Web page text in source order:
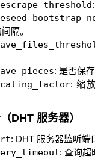
隔。
: 是否保
: 缩
DHT 服务器）
: DHT 服务器监听端
: 查询超